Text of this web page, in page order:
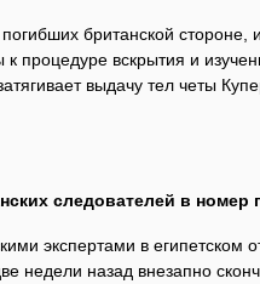
британской стороне,
процедуре вскрытия и
выдачу тел четы
следователей в
экспертами в египетском
недели назад внезапно